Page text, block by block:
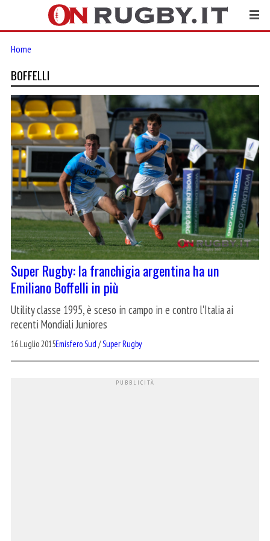
Home
BOFFELLI
Super Rugby: la franchigia argentina ha un
Emiliano Boffelli in più
Utility classe 1995, è sceso in campo in e contro l'Italia ai
recenti Mondiali Juniores
16 Luglio 2015Emisfero Sud /Super Rugby